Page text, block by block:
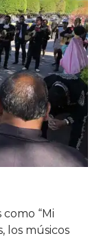
“Mi
los músicos